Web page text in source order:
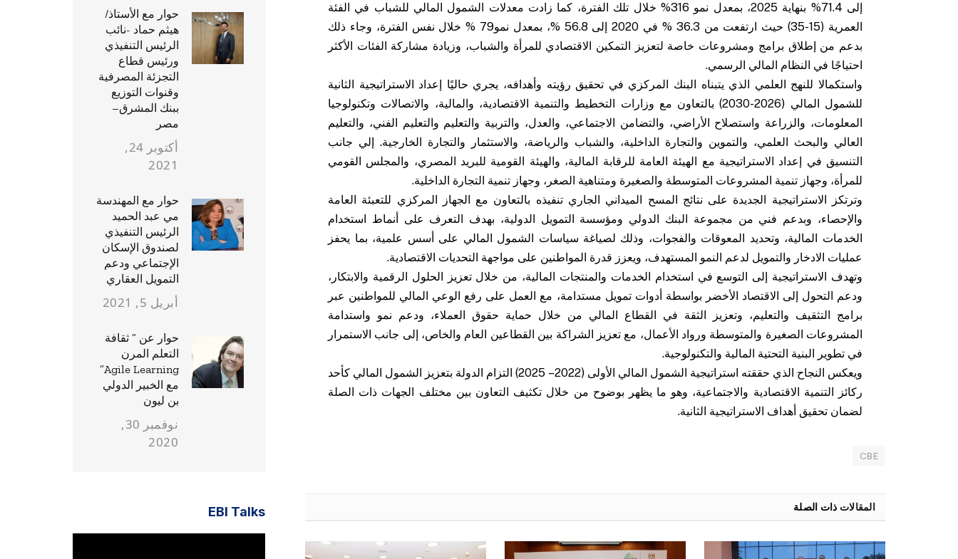
إلى 71.4% بنهاية 2025، بمعدل نمو 316% خلال تلك الفترة، كما زادت معدلات الشمول المالي للشباب في الفئة
العمرية (15-35) حيث ارتفعت من 36.3 % في 2020 إلى 56.8 %، بمعدل نمو79 % خلال نفس الفترة، وجاء ذلك
بدعم من إطلاق برامج ومشروعات خاصة لتعزيز التمكين الاقتصادي للمرأة والشباب، وزيادة مشاركة الفئات الأكثر
احتياجًا في النظام المالي الرسمي.
واستكمالا للنهج العلمي الذي يتبناه البنك المركزي في تحقيق رؤيته وأهدافه، يجري حاليًا إعداد الاستراتيجية الثانية
للشمول المالي (2026-2030) بالتعاون مع وزارات التخطيط والتنمية الاقتصادية، والمالية، والاتصالات وتكنولوجيا
المعلومات، والزراعة واستصلاح الأراضي، والتضامن الاجتماعي، والعدل، والتربية والتعليم والتعليم الفني، والتعليم
العالي والبحث العلمي، والتموين والتجارة الداخلية، والشباب والرياضة، والاستثمار والتجارة الخارجية. إلي جانب
التنسيق في إعداد الاستراتيجية مع الهيئة العامة للرقابة المالية، والهيئة القومية للبريد المصري، والمجلس القومي
للمرأة، وجهاز تنمية المشروعات المتوسطة والصغيرة ومتناهية الصغر، وجهاز تنمية التجارة الداخلية.
وترتكز الاستراتيجية الجديدة على نتائج المسح الميداني الجاري تنفيذه بالتعاون مع الجهاز المركزي للتعبئة العامة
والإحصاء، وبدعم فني من مجموعة البنك الدولي ومؤسسة التمويل الدولية، بهدف التعرف على أنماط استخدام
الخدمات المالية، وتحديد المعوقات والفجوات، وذلك لصياغة سياسات الشمول المالي على أسس علمية، بما يحفز
عمليات الادخار والتمويل لدعم النمو المستهدف، ويعزز قدرة المواطنين على مواجهة التحديات الاقتصادية.
وتهدف الاستراتيجية إلى التوسع في استخدام الخدمات والمنتجات المالية، من خلال تعزيز الحلول الرقمية والابتكار،
ودعم التحول إلى الاقتصاد الأخضر بواسطة أدوات تمويل مستدامة، مع العمل على رفع الوعي المالي للمواطنين عبر
برامج التثقيف والتعليم، وتعزيز الثقة في القطاع المالي من خلال حماية حقوق العملاء، ودعم نمو واستدامة
المشروعات الصغيرة والمتوسطة ورواد الأعمال، مع تعزيز الشراكة بين القطاعين العام والخاص، إلى جانب الاستمرار
في تطوير البنية التحتية المالية والتكنولوجية.
ويعكس النجاح الذي حققته استراتيجية الشمول المالي الأولى (2022 – 2025) التزام الدولة بتعزيز الشمول المالي كأحد
ركائز التنمية الاقتصادية والاجتماعية، وهو ما يظهر بوضوح من خلال تكثيف التعاون بين مختلف الجهات ذات الصلة
لضمان تحقيق أهداف الاستراتيجية الثانية.
CBE
المقالات ذات الصلة
حوار مع الأستاذ/
هيثم حماد -نائب
الرئيس التنفيذي
ورئيس قطاع
التجزئة المصرفية
وقنوات التوزيع
ببنك المشرق–
مصر
أكتوبر 24,
2021
حوار مع المهندسة
مي عبد الحميد
الرئيس التنفيذي
لصندوق الإسكان
الإجتماعي ودعم
التمويل العقاري
أبريل 5, 2021
حوار عن ” ثقافة
التعلم المرن
Agile Learning”
مع الخبير الدولي
بن ليون
نوفمبر 30,
2020
EBI Talks